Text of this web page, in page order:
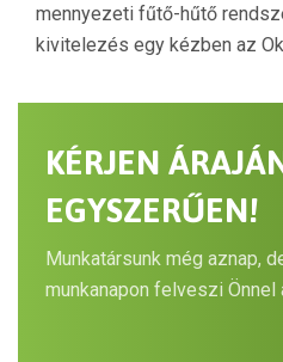
mennyezeti fűtő-hűtő
kivitelezés egy kézben az
KÉRJEN
EGYSZERŰEN!
Munkatársunk még aznap,
munkanapon felveszi Önnel